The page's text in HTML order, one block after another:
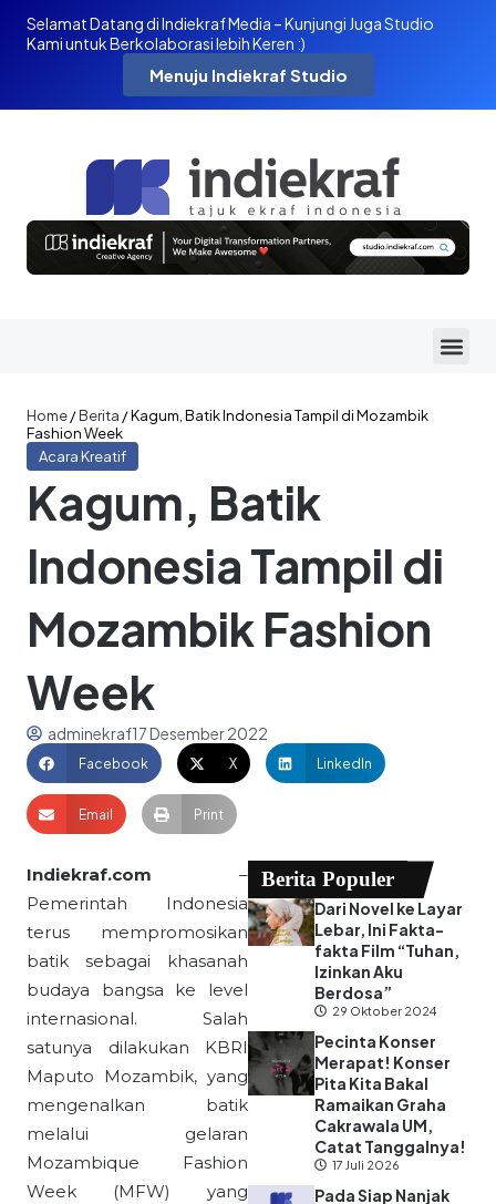
Selamat Datang di Indiekraf Media – Kunjungi Juga Studio
Kami untuk Berkolaborasi lebih Keren :)
Menuju Indiekraf Studio
Home/Berita /Kagum, Batik Indonesia Tampil di Mozambik
Fashion Week
Acara Kreatif
Kagum, Batik
Indonesia Tampil di
Mozambik Fashion
Week
adminekraf17 Desember 2022
Facebook X LinkedIn
Email Print
Indiekraf.com –
Pemerintah Indonesia
terus mempromosikan
batik sebagai khasanah
budaya bangsa ke level
internasional. Salah
satunya dilakukan KBRI
Maputo Mozambik, yang
mengenalkan batik
melalui gelaran
Mozambique Fashion
Week (MFW) yang
Berita Populer
Dari Novel ke Layar
Lebar, Ini Fakta-
fakta Film “Tuhan,
Izinkan Aku
Berdosa”
29 Oktober 2024
Pecinta Konser
Merapat! Konser
Pita Kita Bakal
Ramaikan Graha
Cakrawala UM,
Catat Tanggalnya!
17 Juli 2026
Pada Siap Nanjak